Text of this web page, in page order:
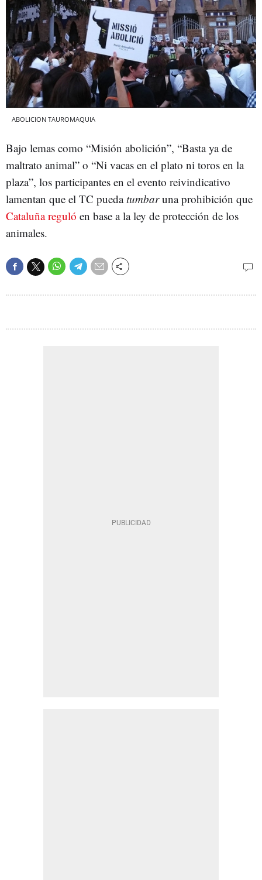
ABOLICION TAUROMAQUIA
Bajo lemas como “Misión abolición”, “Basta ya de
maltrato animal” o “Ni vacas en el plato ni toros en la
plaza”, los participantes en el evento reivindicativo
lamentan que el TC puedatumbaruna prohibición que
Cataluña reguló en base a la ley de protección de los
animales.